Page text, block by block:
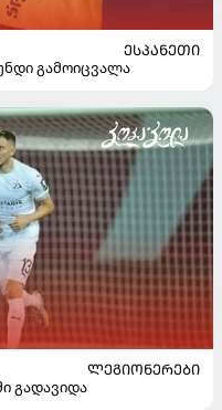
ᲔᲡᲞᲐᲜᲔᲗᲘ
გამოიცვალა
ᲚᲔᲒᲘᲝᲜᲔᲠᲔᲑᲘ
გადავიდა